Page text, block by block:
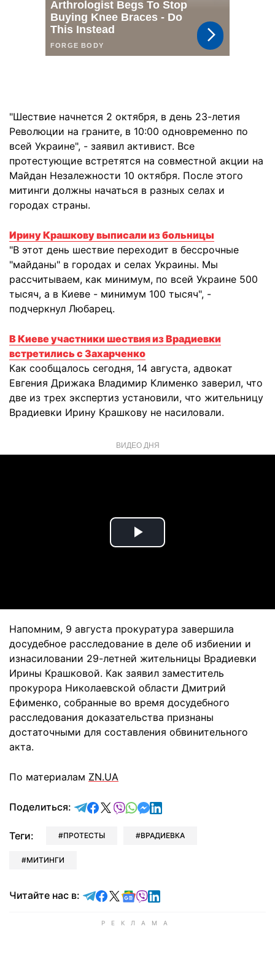
"Шествие начнется 2 октября, в день 23-летия
Революции на граните, в 10:00 одновременно по
всей Украине", - заявил активист. Все
протестующие встретятся на совместной акции на
Майдан Незалежности 10 октября. После этого
митинги должны начаться в разных селах и
городах страны.
Ирину Крашкову выписали из больницы
"В этот день шествие переходит в бессрочные
"майданы" в городах и селах Украины. Мы
рассчитываем, как минимум, по всей Украине 500
тысяч, а в Киеве - минимум 100 тысяч", -
подчеркнул Любарец.
В Киеве участники шествия из Врадиевки
встретились с Захарченко
Как сообщалось сегодня, 14 августа, адвокат
Евгения Дрижака Владимир Клименко заверил, что
две из трех экспертиз установили, что жительницу
Врадиевки Ирину Крашкову не насиловали.
ВИДЕО ДНЯ
Play
Напомним, 9 августа прокуратура завершила
досудебное расследование в деле об избиении и
изнасиловании 29-летней жительницы Врадиевки
Ирины Крашковой. Как заявил заместитель
прокурора Николаевской области Дмитрий
Ефименко, собранные во время досудебного
расследования доказательства признаны
достаточными для составления обвинительного
акта.
По материалам ZN.UA
Поделиться: отправить в Telegram
поделиться в Facebook
поделиться в X
отправить в Viber
отправить в Whatsapp
отправить в Messenger
отправить в LinkedIn
Теги: ПРОТЕСТЫ ВРАДИЕВКА
МИТИНГИ
Читайте нас в: Читайте в Telegram
Читайте в Facebook
Читайте в X
Читайте в Google news
Читайте в Viber
Читайте в LinkedIn